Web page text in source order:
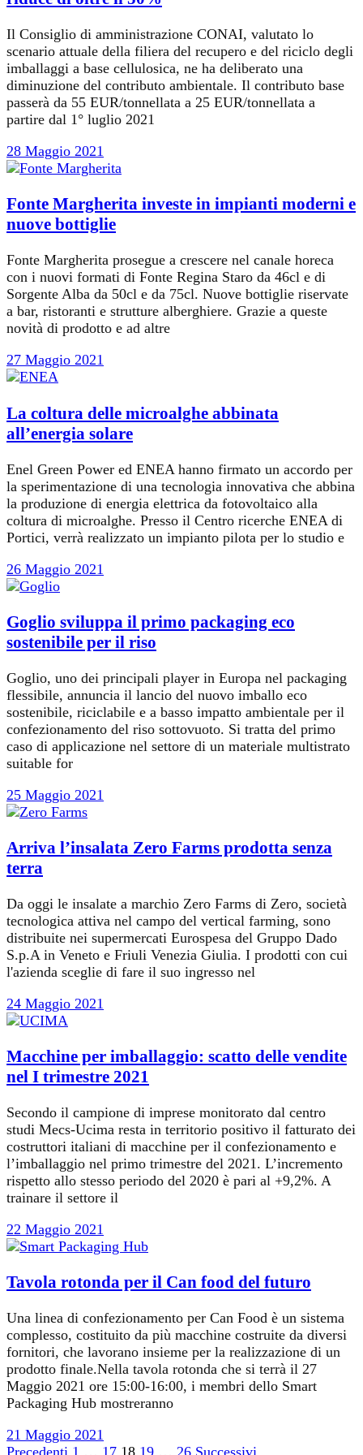
Il Consiglio di amministrazione CONAI, valutato lo
scenario attuale della filiera del recupero e del riciclo degli
imballaggi a base cellulosica, ne ha deliberato una
diminuzione del contributo ambientale. Il contributo base
passerà da 55 EUR/tonnellata a 25 EUR/tonnellata a
partire dal 1° luglio 2021
28 Maggio 2021
Fonte Margherita investe in impianti moderni e
nuove bottiglie
Fonte Margherita prosegue a crescere nel canale horeca
con i nuovi formati di Fonte Regina Staro da 46cl e di
Sorgente Alba da 50cl e da 75cl. Nuove bottiglie riservate
a bar, ristoranti e strutture alberghiere. Grazie a queste
novità di prodotto e ad altre
27 Maggio 2021
La coltura delle microalghe abbinata
all’energia solare
Enel Green Power ed ENEA hanno firmato un accordo per
la sperimentazione di una tecnologia innovativa che abbina
la produzione di energia elettrica da fotovoltaico alla
coltura di microalghe. Presso il Centro ricerche ENEA di
Portici, verrà realizzato un impianto pilota per lo studio e
26 Maggio 2021
Goglio sviluppa il primo packaging eco
sostenibile per il riso
Goglio, uno dei principali player in Europa nel packaging
flessibile, annuncia il lancio del nuovo imballo eco
sostenibile, riciclabile e a basso impatto ambientale per il
confezionamento del riso sottovuoto. Si tratta del primo
caso di applicazione nel settore di un materiale multistrato
suitable for
25 Maggio 2021
Arriva l’insalata Zero Farms prodotta senza
terra
Da oggi le insalate a marchio Zero Farms di Zero, società
tecnologica attiva nel campo del vertical farming, sono
distribuite nei supermercati Eurospesa del Gruppo Dado
S.p.A in Veneto e Friuli Venezia Giulia. I prodotti con cui
l'azienda sceglie di fare il suo ingresso nel
24 Maggio 2021
Macchine per imballaggio: scatto delle vendite
nel I trimestre 2021
Secondo il campione di imprese monitorato dal centro
studi Mecs-Ucima resta in territorio positivo il fatturato dei
costruttori italiani di macchine per il confezionamento e
l’imballaggio nel primo trimestre del 2021. L’incremento
rispetto allo stesso periodo del 2020 è pari al +9,2%. A
trainare il settore il
22 Maggio 2021
Tavola rotonda per il Can food del futuro
Una linea di confezionamento per Can Food è un sistema
complesso, costituito da più macchine costruite da diversi
fornitori, che lavorano insieme per la realizzazione di un
prodotto finale.Nella tavola rotonda che si terrà il 27
Maggio 2021 ore 15:00-16:00, i membri dello Smart
Packaging Hub mostreranno
21 Maggio 2021
Precedenti 1 … 17 18 19 … 26 Successivi